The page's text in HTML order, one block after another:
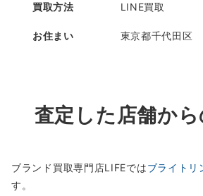
買取方法 LINE買取
お住まい 東京都千代田区
査定した店舗か
ブランド買取専門店LIFEではブライトリ
す。